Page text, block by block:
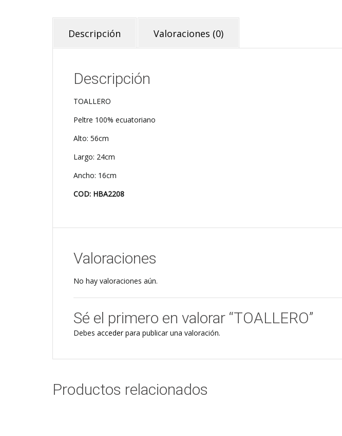
Descripción Valoraciones (0)
Descripción
TOALLERO
Peltre 100% ecuatoriano
Alto: 56cm
Largo: 24cm
Ancho: 16cm
COD: HBA2208
Valoraciones
No hay valoraciones aún.
Sé el primero en valorar “TOALLERO”
Debes accederpara publicar una valoración.
Productos relacionados